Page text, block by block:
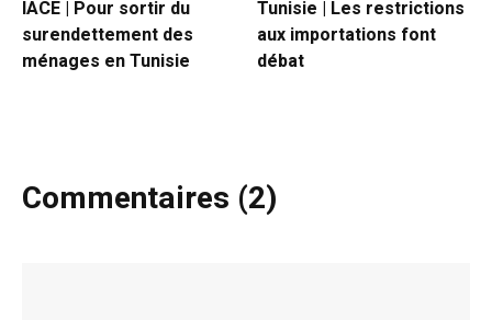
IACE | Pour sortir du
surendettement des
ménages en Tunisie
Tunisie | Les restrictions
aux importations font
débat
Commentaires (2)